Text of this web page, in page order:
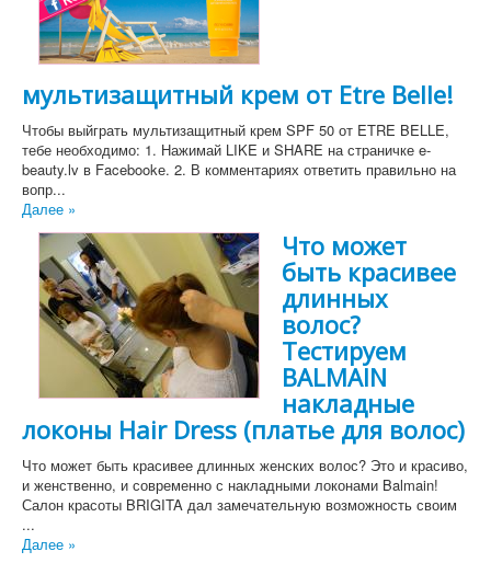
мультизащитный крем от Etre Belle!
Чтобы выйграть мультизащитный крем SPF 50 от ETRE BELLE,
тебе необходимо: 1. Нажимай LIKE и SHARE на страничке e-
beauty.lv в Facebookе. 2. В комментариях ответить правильно на
вопр...
Далее »
Что может
быть красивее
длинных
волос?
Тестируем
BALMAIN
накладные
локоны Hair Dress (платье для волос)
Что может быть красивее длинных женских волос? Это и красиво,
и женственно, и современно с накладными локонами Balmain!
Салон красоты BRIGITA дал замечательную возможность своим
...
Далее »